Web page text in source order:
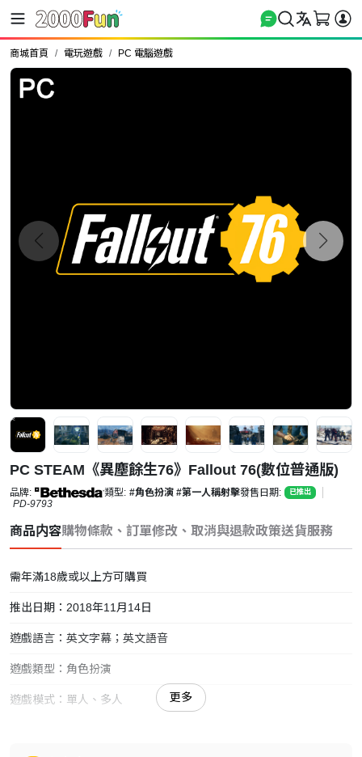
商城首頁 電玩遊戲 PC 電腦遊戲
PC STEAM《異塵餘生76》Fallout 76(數位普通版)
品牌: 類型: #角色扮演 #第一人稱射擊發售日期: 已推出
PD-9793
商品内容購物條款、訂單修改、取消與退款政策送貨服務
需年滿18歲或以上方可購買
推出日期：2018年11月14日
遊戲語言：英文字幕；英文語音
遊戲類型：角色扮演
遊戲模式：單人、多人 更多